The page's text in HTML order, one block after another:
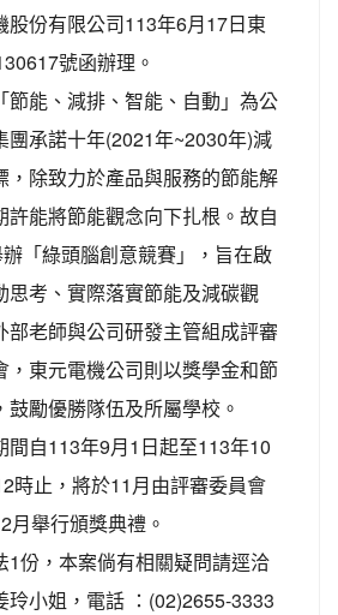
股份有限公司113年6月17日東
號函辦理。
節能、減排、智能、自動」為公
團承諾十年(2021年~2030年)減
，除致力於產品與服務的節能解
許能將節能觀念向下扎根。故自
「綠頭腦創意競賽」，旨在啟
思考、實際落實節能及減碳觀
部老師與公司研發主管組成評審
，東元電機公司則以獎學金和節
鼓勵優勝隊伍及所屬學校。
間自113年9月1日起至113年10
時止，將於11月由評審委員會
月舉行頒獎典禮。
1份，本案倘有相關疑問請逕洽
玲小姐，電話 ：(02)2655-3333